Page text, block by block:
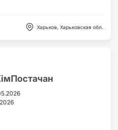
Харьков, Харьковская обл.